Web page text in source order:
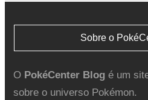
Sobre o
O PokéCenter Blogé um
sobre o universo Pokémon.